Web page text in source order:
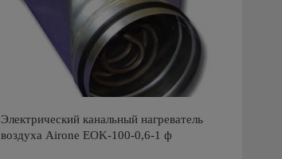
Электрический канальный нагреватель
воздуха Airone EOK-100-0,6-1 ф